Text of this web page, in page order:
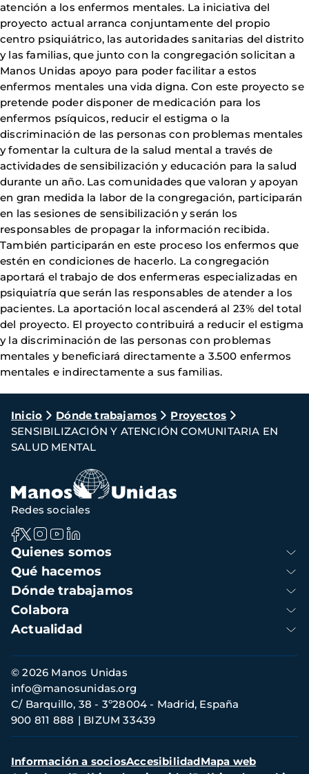
atención a los enfermos mentales. La iniciativa del
proyecto actual arranca conjuntamente del propio
centro psiquiátrico, las autoridades sanitarias del distrito
y las familias, que junto con la congregación solicitan a
Manos Unidas apoyo para poder facilitar a estos
enfermos mentales una vida digna. Con este proyecto se
pretende poder disponer de medicación para los
enfermos psíquicos, reducir el estigma o la
discriminación de las personas con problemas mentales
y fomentar la cultura de la salud mental a través de
actividades de sensibilización y educación para la salud
durante un año. Las comunidades que valoran y apoyan
en gran medida la labor de la congregación, participarán
en las sesiones de sensibilización y serán los
responsables de propagar la información recibida.
También participarán en este proceso los enfermos que
estén en condiciones de hacerlo. La congregación
aportará el trabajo de dos enfermeras especializadas en
psiquiatría que serán las responsables de atender a los
pacientes. La aportación local ascenderá al 23% del total
del proyecto. El proyecto contribuirá a reducir el estigma
y la discriminación de las personas con problemas
mentales y beneficiará directamente a 3.500 enfermos
mentales e indirectamente a sus familias.
Ruta
de
navegación
Inicio Dónde trabajamos
Proyectos
SENSIBILIZACIÓN Y ATENCIÓN COMUNITARIA EN
SALUD MENTAL
Navegación
principal
Quienes somos
Qué hacemos
Dónde trabajamos
Colabora
Actualidad
Redes sociales
Información
de
contacto
© 2026 Manos Unidas
C/ Barquillo, 38 - 3º28004 - Madrid, España
900 811 888
BIZUM 33439
info@manosunidas.org
Menú
Información a sociosAccesibilidadMapa web